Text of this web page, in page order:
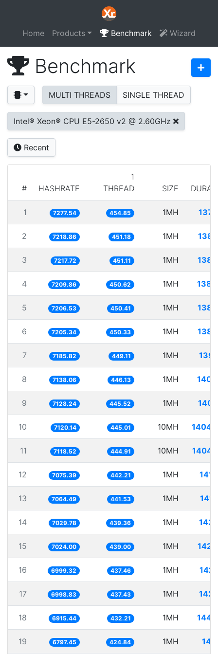
Home Products Benchmark Wizard
Benchmark
MULTI THREADS SINGLE THREAD
Intel® Xeon® CPU E5-2650 v2 @ 2.60GHz
Recent
# HASHRATE
1
THREAD
SIZE
1 7277.54 454.85 1MH
2 7218.86 451.18 1MH
3 7217.72 451.11 1MH
4 7209.86 450.62 1MH
5 7206.53 450.41 1MH
6 7205.34 450.33 1MH
7 7185.82 449.11 1MH
8 7138.06 446.13 1MH
9 7128.24 445.52 1MH
10 7120.14 445.01 10MH
11 7118.52 444.91 10MH
12 7075.39 442.21 1MH
13 7064.49 441.53 1MH
14 7029.78 439.36 1MH
15 7024.00 439.00 1MH
16 6999.32 437.46 1MH
17 6998.83 437.43 1MH
18 6915.44 432.21 1MH
19 6797.45 424.84 1MH